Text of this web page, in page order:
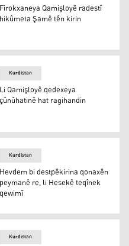
hikûmeta Şamê tên kirin
Firokxaneya Qamişloyê radestî
hikûmeta Şamê tên kirin
hat ragihandin
Kurdistan
Li Qamişloyê qedexeya
çûnûhatinê hat ragihandin
peymanê re, li
Kurdistan
Hevdem bi destpêkirina qonaxên
peymanê re, li Hesekê teqînek
qewimî
Kurdistan